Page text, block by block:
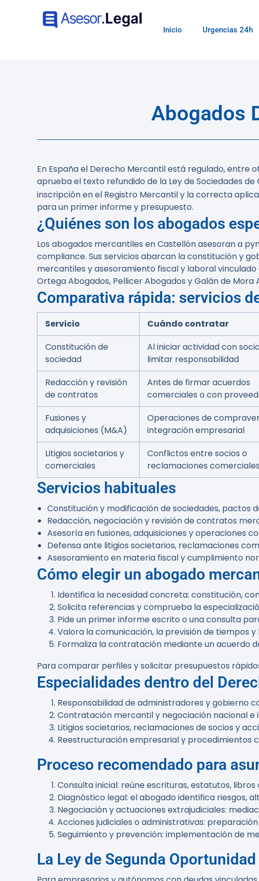
Inicio Urgencias 24h
Abogados
En España el Derecho Mercantil está regulado, entre
aprueba el texto refundido de la Ley de Sociedades
inscripción en el Registro Mercantil y la correcta
para un primer informe y presupuesto.
¿Quiénes son los abogados
Los abogados mercantiles en Castellón asesoran a
compliance. Sus servicios abarcan la constitución y
mercantiles y asesoramiento fiscal y laboral
Ortega Abogados, Pellicer Abogados yGalán de Mora
Comparativa rápida: servicios
Servicio Cuándo contratar
Constitución de
sociedad
Al iniciar actividad con
limitar responsabilidad
Redacción y revisión
de contratos
Antes de firmar acuerdos
comerciales o con
Fusiones y
adquisiciones (M&A)
Operaciones de
integración empresarial
Litigios societarios y
comerciales
Conflictos entre socios o
reclamaciones comerciales
Servicios habituales
Constitución y modificación de sociedades, pactos
Redacción, negociación y revisión de contratos
Asesoría en fusiones, adquisiciones y operaciones
Defensa ante litigios societarios, reclamaciones
Asesoramiento en materia fiscal y cumplimiento
Cómo elegir un abogado
Identifica la necesidad concreta: constitución,
Solicita referencias y comprueba la
Pide un primer informe escrito o una consulta
Valora la comunicación, la previsión de tiempos
Formaliza la contratación mediante un acuerdo
Para comparar perfiles y solicitar presupuestos
Especialidades dentro del
Responsabilidad de administradores y gobierno
Contratación mercantil y negociación nacional e
Litigios societarios, reclamaciones de socios y
Reestructuración empresarial y procedimientos
Proceso recomendado para
Consulta inicial: reúne escrituras, estatutos,
Diagnóstico legal: el abogado identifica riesgos,
Negociación y actuaciones extrajudiciales:
Acciones judiciales o administrativas:
Seguimiento y prevención: implementación de
La Ley de Segunda